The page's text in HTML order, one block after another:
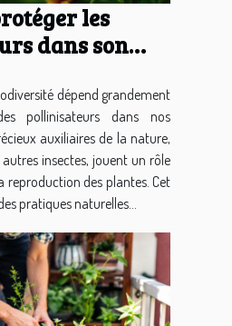
les
dans son
dépend grandement
pollinisateurs dans nos
auxiliaires de la nature,
insectes, jouent un rôle
des plantes. Cet
pratiques naturelles...